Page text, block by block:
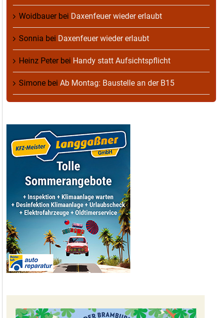
Woidbauerbei Daxenfeuer wieder erlaubt
Sonnia bei Daxenfeuer wieder erlaubt
Heinz Peterbei Handy statt Aufsichtspflicht
Simone bei Ab Montag: Baustelle an der B15